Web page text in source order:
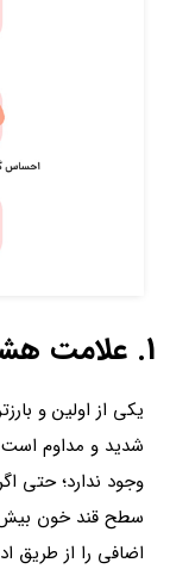
1. علامت هشداردهنده اول؛ پرنوشی
یکی از اولین و
شدید و مداوم است
وجود ندارد؛ حتی
سطح قند خون بیش
اضافی را از طریق